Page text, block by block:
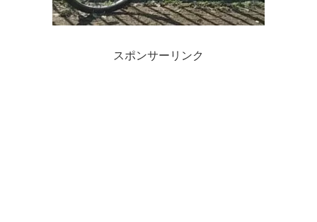
スポンサーリンク